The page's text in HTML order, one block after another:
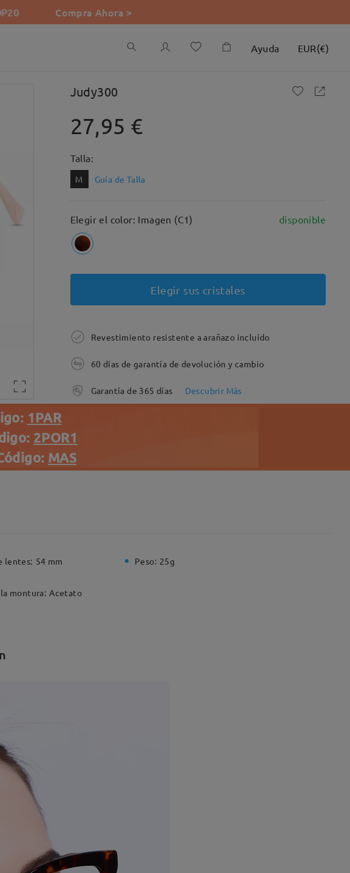
Compra Ahora >
Ayuda EUR(€)
Judy300
27,95 €
Talla:
M Guía de Talla
Elegir el color: Imagen (C1) disponible
Elegir sus cristales
Revestimiento resistente a arañazo incluído
60 días de garantía de devolución y cambio
Garantía de 365 días Descubrir Más
1PAR
2POR1
MAS
lentes: 54 mm Peso: 25g
montura: Acetato